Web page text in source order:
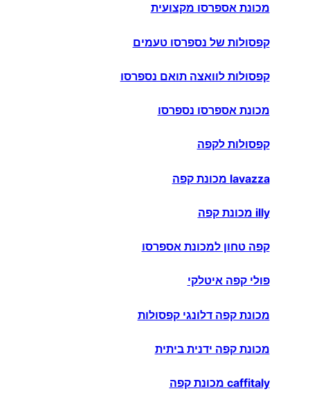
מכונת אספרסו מקצועית
קפסולות של נספרסו טעמים
קפסולות לוואצה תואם נספרסו
מכונת אספרסו נספרסו
קפסולות לקפה
lavazza מכונת קפה
illy מכונת קפה
קפה טחון למכונת אספרסו
פולי קפה איטלקי
מכונת קפה דלונגי קפסולות
מכונת קפה ידנית ביתית
caffitaly מכונת קפה